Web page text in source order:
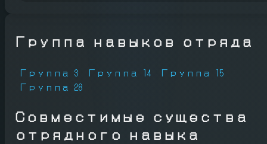
Группа навыков отряда
Группа 3 Группа 14
Группа 15
Группа 28
Совместимые существа
отрядного навыка